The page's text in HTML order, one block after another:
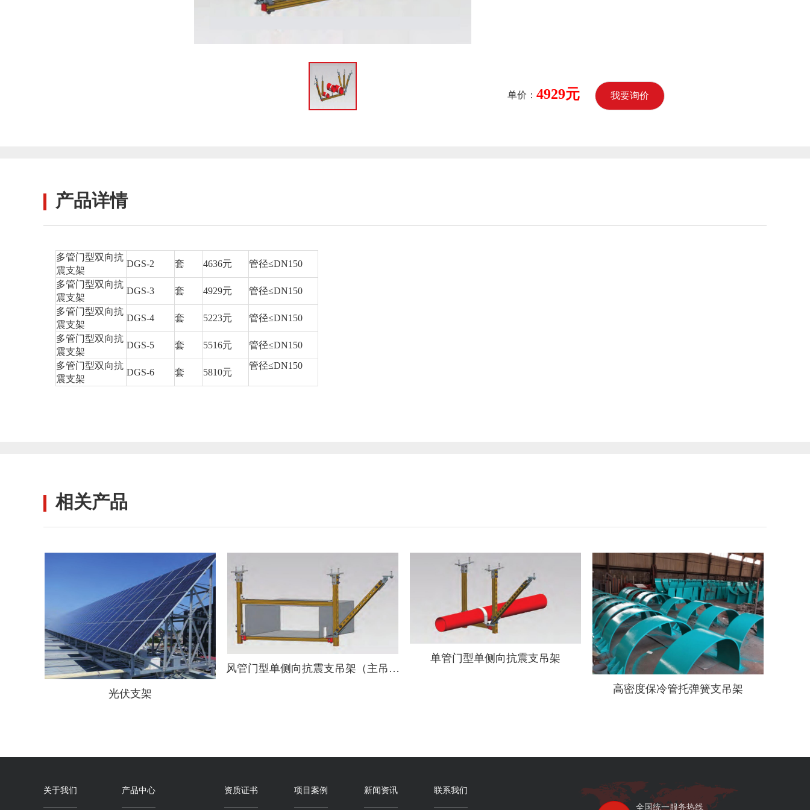
单价： 4929元 我要询价
产品详情
多管门型双向抗
震支架
DGS-2 套 4636元
管径≤DN150
多管门型双向抗
震支架
DGS-3 套 4929元
管径≤DN150
多管门型双向抗
震支架
DGS-4 套 5223元
管径≤DN150
多管门型双向抗
震支架
DGS-5 套 5516元
管径≤DN150
多管门型双向抗
震支架
DGS-6 套 5810元
管径≤DN150
相关产品
光伏支架
风管门型单侧向抗震支吊架（主吊槽钢）
单管门型单侧向抗震支吊架
高密度保冷管托弹簧支吊架
关于我们 产品中心 资质证书 项目案例 新闻资讯
联系我们
全国统一服务热线